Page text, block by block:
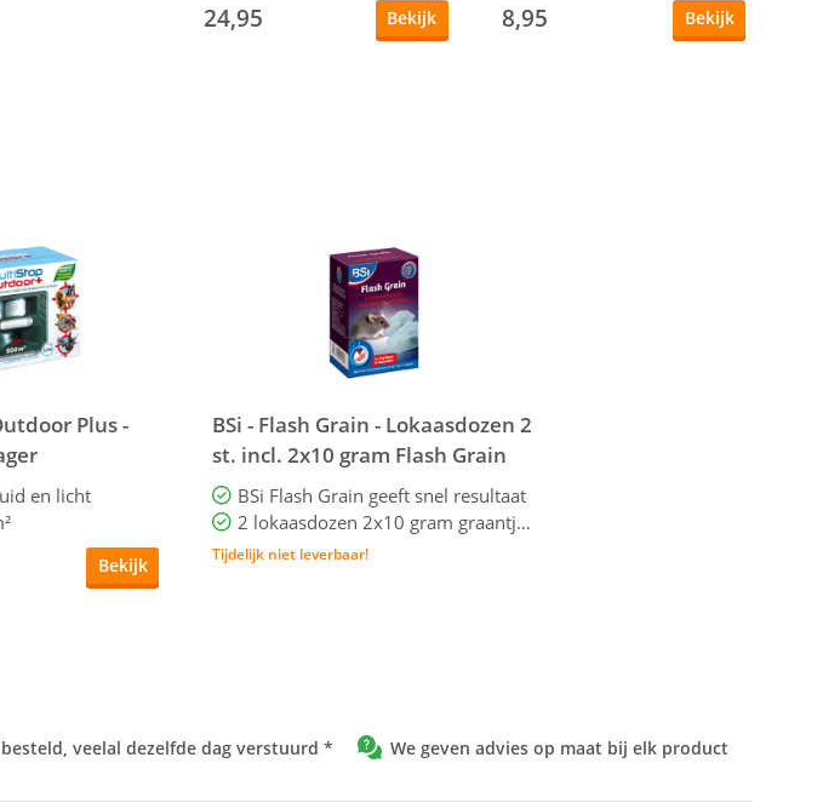
24,95 Bekijk 8,95 Bekijk
Plus -
en licht
Bekijk
BSi - Flash Grain - Lokaasdozen 2
st. incl. 2x10 gram Flash Grain
BSi Flash Grain geeft snel resultaat
2 lokaasdozen 2x10 gram graantjeslokaas
Tijdelijk niet leverbaar!
veelal dezelfde dag verstuurd * We geven advies op maat bij elk product